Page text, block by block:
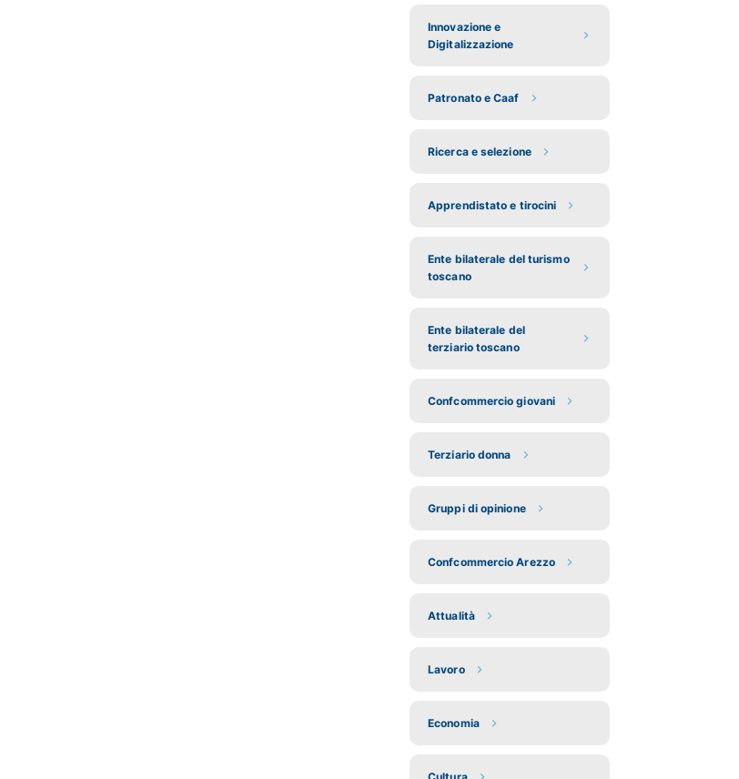
Innovazione e
Digitalizzazione
Patronato e Caaf
Ricerca e selezione
Apprendistato e tirocini
Ente bilaterale del turismo
toscano
Ente bilaterale del
terziario toscano
Confcommercio giovani
Terziario donna
Gruppi di opinione
Confcommercio Arezzo
Attualità
Lavoro
Economia